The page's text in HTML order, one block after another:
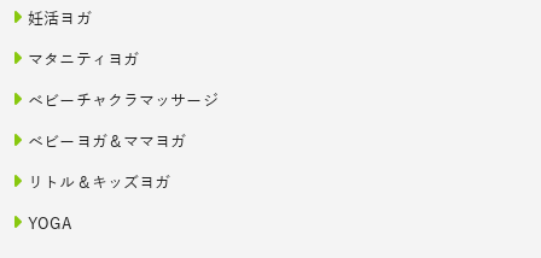
妊活ヨガ
マタニティヨガ
ベビーチャクラマッサージ
ベビーヨガ＆ママヨガ
リトル＆キッズヨガ
YOGA